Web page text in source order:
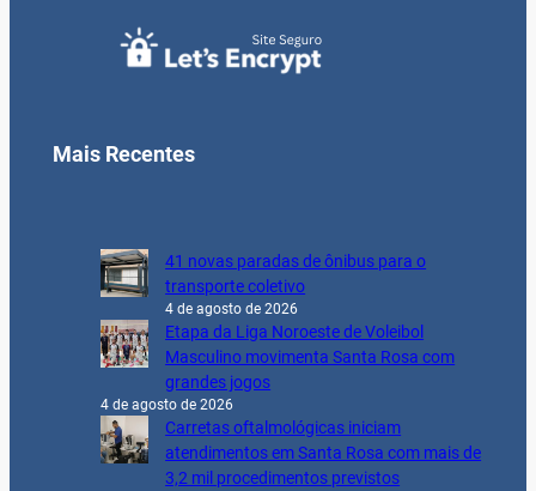
Mais Recentes
41 novas paradas de ônibus para o
transporte coletivo
4 de agosto de 2026
Etapa da Liga Noroeste de Voleibol
Masculino movimenta Santa Rosa com
grandes jogos
4 de agosto de 2026
Carretas oftalmológicas iniciam
atendimentos em Santa Rosa com mais de
3,2 mil procedimentos previstos